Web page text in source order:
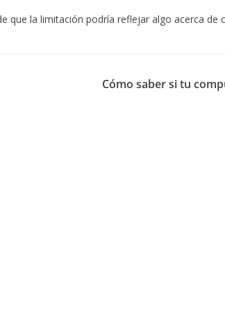
que la limitación podría reflejar algo acerca de
Cómo saber si tu